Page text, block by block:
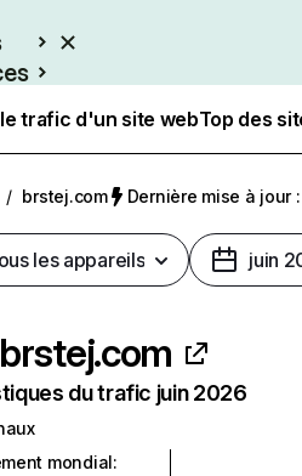
trafic d'un site webTop des
/ brstej.com Dernière mise à jour
les appareils juin
brstej.com
du trafic juin 2026
mondial: